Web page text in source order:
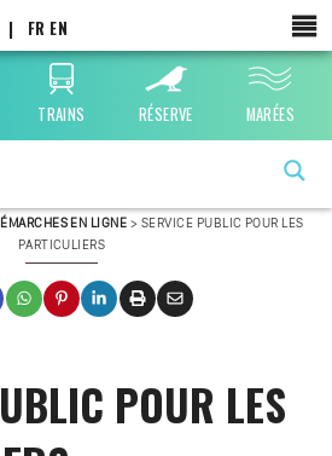
| FR EN
TRAINS RÉSERVE MARÉES
EN LIGNE > SERVICE PUBLIC POUR LES
PARTICULIERS
POUR LES